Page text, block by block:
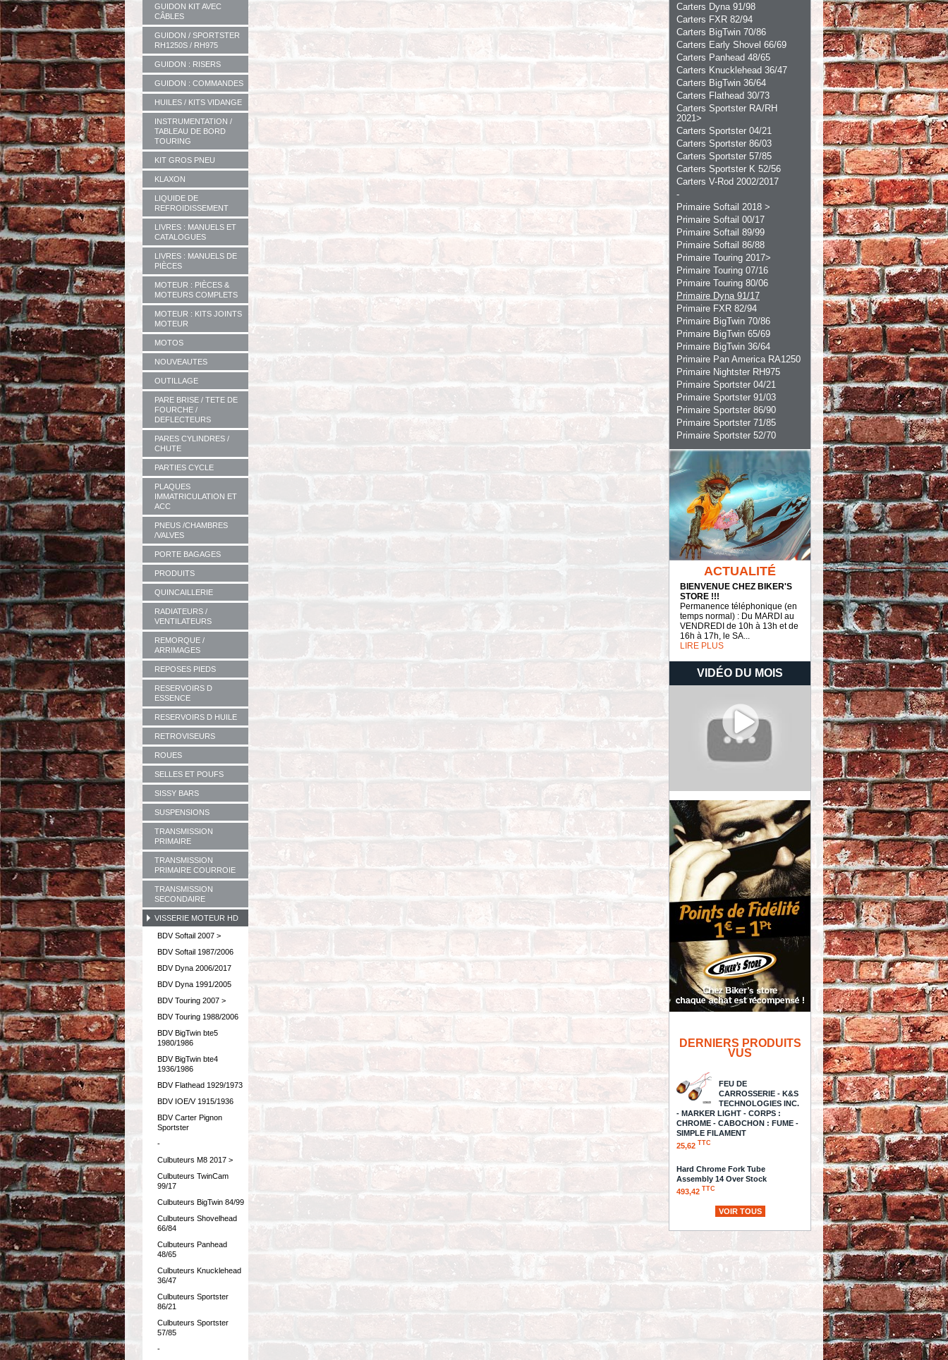
GUIDON KIT AVEC
CÂBLES
GUIDON / SPORTSTER
RH1250S / RH975
GUIDON : RISERS
GUIDON : COMMANDES
HUILES / KITS VIDANGE
INSTRUMENTATION /
TABLEAU DE BORD
TOURING
KIT GROS PNEU
KLAXON
LIQUIDE DE
REFROIDISSEMENT
LIVRES : MANUELS ET
CATALOGUES
LIVRES : MANUELS DE
PIÈCES
MOTEUR : PIÈCES &
MOTEURS COMPLETS
MOTEUR : KITS JOINTS
MOTEUR
MOTOS
NOUVEAUTES
OUTILLAGE
PARE BRISE / TETE DE
FOURCHE /
DEFLECTEURS
PARES CYLINDRES /
CHUTE
PARTIES CYCLE
PLAQUES
IMMATRICULATION ET
ACC
PNEUS /CHAMBRES
/VALVES
PORTE BAGAGES
PRODUITS
QUINCAILLERIE
RADIATEURS /
VENTILATEURS
REMORQUE /
ARRIMAGES
REPOSES PIEDS
RESERVOIRS D
ESSENCE
RESERVOIRS D HUILE
RETROVISEURS
ROUES
SELLES ET POUFS
SISSY BARS
SUSPENSIONS
TRANSMISSION
PRIMAIRE
TRANSMISSION
PRIMAIRE COURROIE
TRANSMISSION
SECONDAIRE
VISSERIE MOTEUR HD
BDV Softail 2007 >
BDV Softail 1987/2006
BDV Dyna 2006/2017
BDV Dyna 1991/2005
BDV Touring 2007 >
BDV Touring 1988/2006
BDV BigTwin bte5
1980/1986
BDV BigTwin bte4
1936/1986
BDV Flathead 1929/1973
BDV IOE/V 1915/1936
BDV Carter Pignon
Sportster
-
Culbuteurs M8 2017 >
Culbuteurs TwinCam
99/17
Culbuteurs BigTwin 84/99
Culbuteurs Shovelhead
66/84
Culbuteurs Panhead
48/65
Culbuteurs Knucklehead
36/47
Culbuteurs Sportster
86/21
Culbuteurs Sportster
57/85
-
Carters Dyna 91/98
Carters FXR 82/94
Carters BigTwin 70/86
Carters Early Shovel 66/69
Carters Panhead 48/65
Carters Knucklehead 36/47
Carters BigTwin 36/64
Carters Flathead 30/73
Carters Sportster RA/RH
2021>
Carters Sportster 04/21
Carters Sportster 86/03
Carters Sportster 57/85
Carters Sportster K 52/56
Carters V-Rod 2002/2017
-
Primaire Softail 2018 >
Primaire Softail 00/17
Primaire Softail 89/99
Primaire Softail 86/88
Primaire Touring 2017>
Primaire Touring 07/16
Primaire Touring 80/06
Primaire Dyna 91/17
Primaire FXR 82/94
Primaire BigTwin 70/86
Primaire BigTwin 65/69
Primaire BigTwin 36/64
Primaire Pan America RA1250
Primaire Nightster RH975
Primaire Sportster 04/21
Primaire Sportster 91/03
Primaire Sportster 86/90
Primaire Sportster 71/85
Primaire Sportster 52/70
ACTUALITÉ
BIENVENUE CHEZ BIKER'S
STORE !!!
Permanence téléphonique (en
temps normal) : Du MARDI au
VENDREDI de 10h à 13h et de
16h à 17h, le SA...
LIRE PLUS
VIDÉO DU MOIS
DERNIERS PRODUITS
VUS
FEU DE
CARROSSERIE - K&S
TECHNOLOGIES INC.
- MARKER LIGHT - CORPS :
CHROME - CABOCHON : FUME -
SIMPLE FILAMENT
25,62 TTC
Hard Chrome Fork Tube
Assembly 14 Over Stock
493,42 TTC
CONTOUR GROOVE - NOIR
SWEAT SHIRT ZIPPE A
CARHARTT - SHERPA
VOIR TOUS